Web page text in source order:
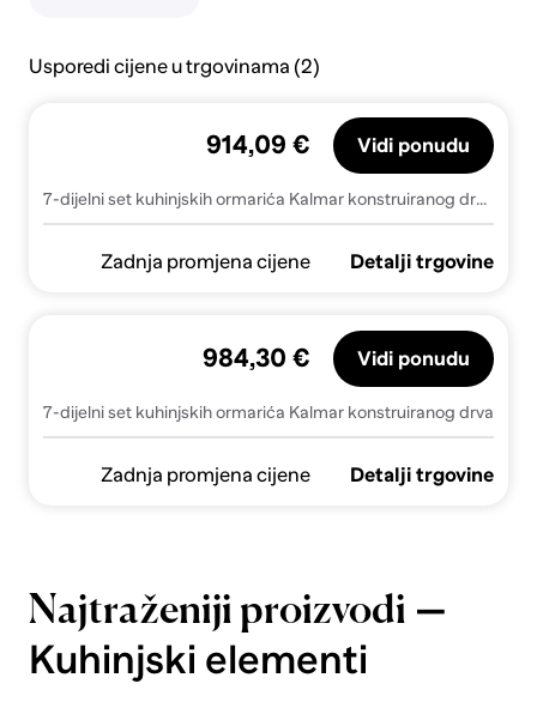
Usporedi cijene u trgovinama (2)
7-dijelni set kuhinjskih ormarića Kalmar konstruiranog drva - Crna 1 1
914,09 € Vidi ponudu
Zadnja promjena cijene Detalji trgovine
7-dijelni set kuhinjskih ormarića Kalmar konstruiranog drva
984,30 € Vidi ponudu
Zadnja promjena cijene Detalji trgovine
Najtraženiji proizvodi —
Kuhinjski elementi